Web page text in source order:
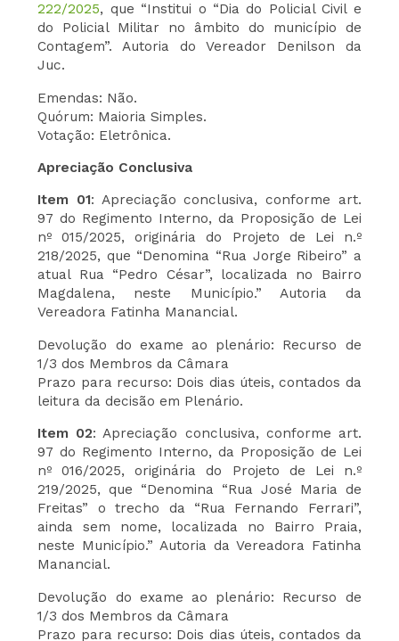
222/2025, que “Institui o “Dia do Policial Civil e
do Policial Militar no âmbito do município de
Contagem”. Autoria do Vereador Denilson da
Juc.
Emendas: Não.
Quórum: Maioria Simples.
Votação: Eletrônica.
Apreciação Conclusiva
Item 01: Apreciação conclusiva, conforme art.
97 do Regimento Interno, da Proposição de Lei
nº 015/2025, originária do Projeto de Lei n.º
218/2025, que “Denomina “Rua Jorge Ribeiro” a
atual Rua “Pedro César”, localizada no Bairro
Magdalena, neste Município.” Autoria da
Vereadora Fatinha Manancial.
Devolução do exame ao plenário: Recurso de
1/3 dos Membros da Câmara
Prazo para recurso: Dois dias úteis, contados da
leitura da decisão em Plenário.
Item 02: Apreciação conclusiva, conforme art.
97 do Regimento Interno, da Proposição de Lei
nº 016/2025, originária do Projeto de Lei n.º
219/2025, que “Denomina “Rua José Maria de
Freitas” o trecho da “Rua Fernando Ferrari”,
ainda sem nome, localizada no Bairro Praia,
neste Município.” Autoria da Vereadora Fatinha
Manancial.
Devolução do exame ao plenário: Recurso de
1/3 dos Membros da Câmara
Prazo para recurso: Dois dias úteis, contados da